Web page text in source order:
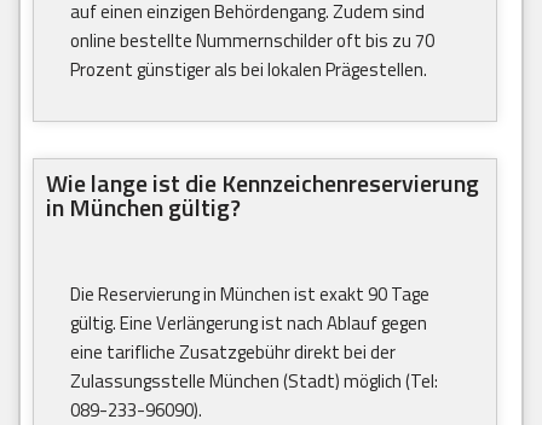
auf einen einzigen Behördengang. Zudem sind
online bestellte Nummernschilder oft bis zu 70
Prozent günstiger als bei lokalen Prägestellen.
Wie lange ist die Kennzeichenreservierung
in München gültig?
Die Reservierung in München ist exakt 90 Tage
gültig. Eine Verlängerung ist nach Ablauf gegen
eine tarifliche Zusatzgebühr direkt bei der
Zulassungsstelle München (Stadt) möglich (Tel:
089-233-96090).